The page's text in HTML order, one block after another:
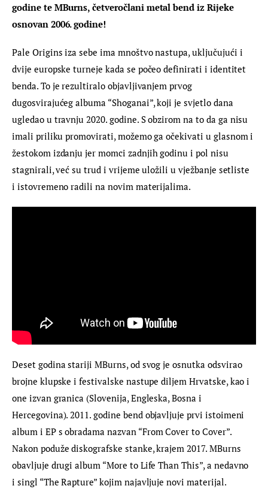
godine te MBurns, četveročlani metal bend iz Rijeke
osnovan 2006. godine!
Pale Origins iza sebe ima mnoštvo nastupa, uključujući i
dvije europske turneje kada se počeo definirati i identitet
benda. To je rezultiralo objavljivanjem prvog
dugosvirajućeg albuma “Shoganai”, koji je svjetlo dana
ugledao u travnju 2020. godine. S obzirom na to da ga nisu
imali priliku promovirati, možemo ga očekivati u glasnom i
žestokom izdanju jer momci zadnjih godinu i pol nisu
stagnirali, već su trud i vrijeme uložili u vježbanje setliste
i istovremeno radili na novim materijalima.
Deset godina stariji MBurns, od svog je osnutka odsvirao
brojne klupske i festivalske nastupe diljem Hrvatske, kao i
one izvan granica (Slovenija, Engleska, Bosna i
Hercegovina). 2011. godine bend objavljuje prvi istoimeni
album i EP s obradama nazvan “From Cover to Cover”.
Nakon poduže diskografske stanke, krajem 2017. MBurns
obavljuje drugi album “More to Life Than This”, a nedavno
i singl “The Rapture” kojim najavljuje novi materijal.